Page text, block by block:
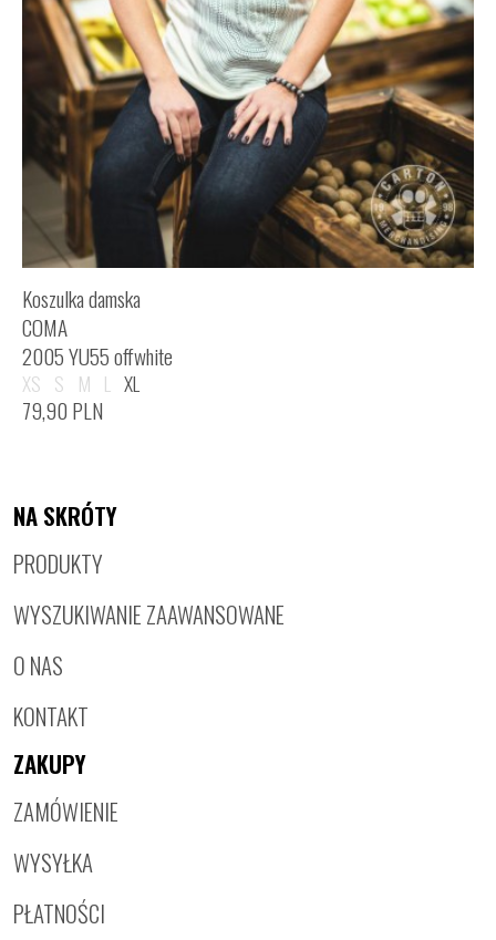
Koszulka damska
COMA
2005 YU55 offwhite
XS S M L XL
79,90 PLN
NA SKRÓTY
PRODUKTY
WYSZUKIWANIE ZAAWANSOWANE
O NAS
KONTAKT
ZAKUPY
ZAMÓWIENIE
WYSYŁKA
PŁATNOŚCI